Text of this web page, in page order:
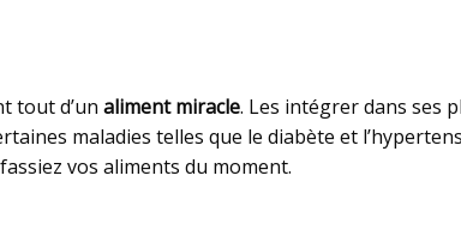
tout d’unaliment miracle. Les intégrer dans ses
maladies telles que le diabète et
vos aliments du moment.